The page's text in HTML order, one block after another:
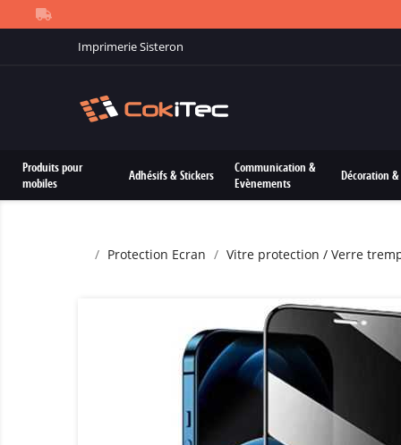
Imprimerie Sisteron
Produits pour
mobiles
Adhésifs & Stickers
Communication &
Evènements
Décoration
Protection Ecran Vitre protection / Verre